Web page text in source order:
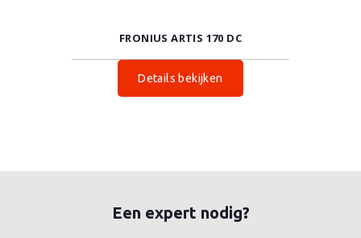
FRONIUS ARTIS 170 DC
Details bekijken
Een expert nodig?